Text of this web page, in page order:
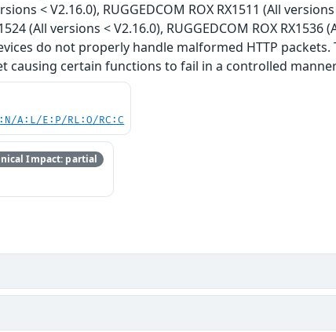
< V2.16.0), RUGGEDCOM ROX RX1511 (All
(All versions < V2.16.0), RUGGEDCOM ROX RX1536
do not properly handle malformed HTTP
causing certain functions to fail in a controlled
A:L/E:P/RL:O/RC:C
Impact: partial